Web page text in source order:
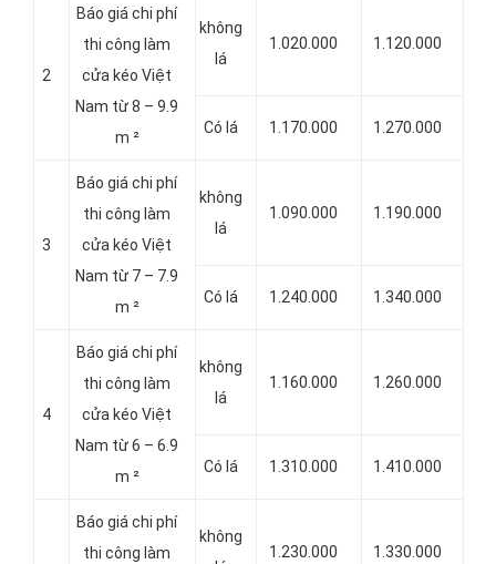
2
Báo giá chi phí
thi công làm
cửa kéo Việt
Nam từ 8 – 9.9
m ²
không
lá
1.020.000 1.120.000
Có lá 1.170.000 1.270.000
3
Báo giá chi phí
thi công làm
cửa kéo Việt
Nam từ 7 – 7.9
m ²
không
lá
1.090.000 1.190.000
Có lá 1.240.000 1.340.000
4
Báo giá chi phí
thi công làm
cửa kéo Việt
Nam từ 6 – 6.9
m ²
không
lá
1.160.000 1.260.000
Có lá 1.310.000 1.410.000
Báo giá chi phí
thi công làm
không
1.230.000 1.330.000